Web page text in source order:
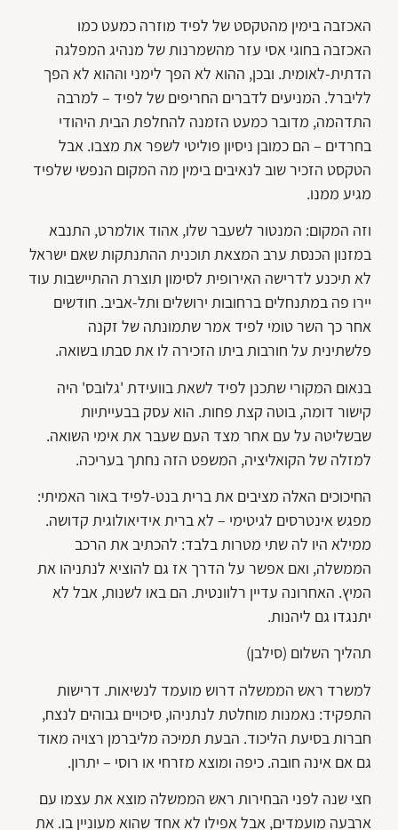
האכזבה בימין מהטקסט של לפיד מוזרה כמעט כמו
האכזבה בחוגי אסי עזר מהשמרנות של מנהיג המפלגה
הדתית-לאומית. ובכן, ההוא לא הפך לימני וההוא לא הפך
לליברל. המניעים לדברים החריפים של לפיד – למרבה
התדהמה, מדובר כמעט הזמנה להחלפת הבית היהודי
בחרדים – הם כמובן ניסיון פוליטי לשפר את מצבו. אבל
הטקסט הזכיר שוב לנאיבים בימין מה המקום הנפשי שלפיד
מגיע ממנו.
וזה המקום: המנטור לשעבר שלו, אהוד אולמרט, התנבא
במזנון הכנסת ערב המצאת תוכנית ההתנתקות שאם ישראל
לא תיכנע לדרישה האירופית לסימון תוצרת ההתיישבות עוד
יירו פה במתנחלים ברחובות ירושלים ותל-אביב. חודשים
אחר כך השר טומי לפיד אמר שתמונתה של זקנה
פלשתינית על חורבות ביתו הזכירה לו את סבתו בשואה.
בנאום המקורי שתכנן לפיד לשאת בוועידת 'גלובס' היה
קישור דומה, בוטה קצת פחות. הוא עסק בבעייתיות
שבשליטה על עם אחר מצד העם שעבר את אימי השואה.
למזלה של הקואליציה, המשפט הזה נחתך בעריכה.
החיכוכים האלה מציבים את ברית בנט-לפיד באור האמיתי:
מפגש אינטרסים לגיטימי – לא ברית אידיאולוגית קדושה.
ממילא היו לה שתי מטרות בלבד: להכתיב את הרכב
הממשלה, ואם אפשר על הדרך אז גם להוציא לנתניהו את
המיץ. האחרונה עדיין רלוונטית. הם באו לשנות, אבל לא
יתנגדו גם ליהנות.
תהליך השלום (סילבן)
למשרד ראש הממשלה דרוש מועמד לנשיאות. דרישות
התפקיד: נאמנות מוחלטת לנתניהו, סיכויים גבוהים לנצח,
חברות בסיעת הליכוד. הבעת תמיכה מליברמן רצויה מאוד
גם אם אינה חובה. כיפה ומוצא מזרחי או רוסי – יתרון.
חצי שנה לפני הבחירות ראש הממשלה מוצא את עצמו עם
ארבעה מועמדים, אבל אפילו לא אחד שהוא מעוניין בו. את